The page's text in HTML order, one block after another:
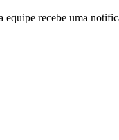
equipe recebe uma